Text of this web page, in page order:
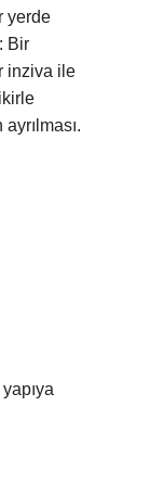
yerde
Bir
inziva ile